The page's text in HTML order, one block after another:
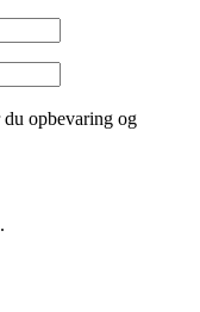
du opbevaring og